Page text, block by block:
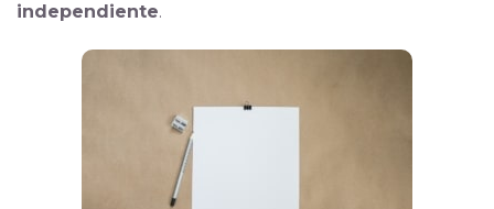
independiente.